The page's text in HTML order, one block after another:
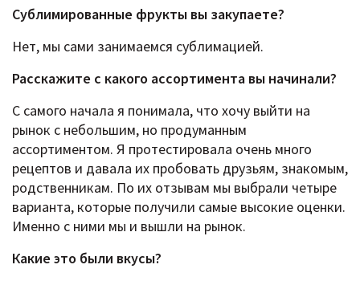
Сублимированные фрукты вы закупаете?
Нет, мы сами занимаемся сублимацией.
Расскажите c какого ассортимента вы начинали?
С самого начала я понимала, что хочу выйти на
рынок с небольшим, но продуманным
ассортиментом. Я протестировала очень много
рецептов и давала их пробовать друзьям, знакомым,
родственникам. По их отзывам мы выбрали четыре
варианта, которые получили самые высокие оценки.
Именно с ними мы и вышли на рынок.
Какие это были вкусы?